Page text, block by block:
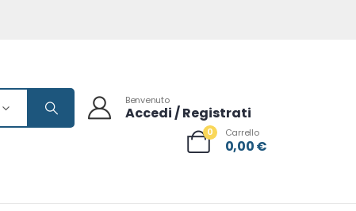
Benvenuto
Accedi / Registrati
0 Carrello
0,00€